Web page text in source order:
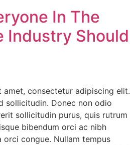
In The
Industry Should
amet, consectetur adipiscing elit.
sollicitudin. Donec non odio
sollicitudin purus, quis rutrum
bibendum orci ac nibh
orci congue. Nullam tempus